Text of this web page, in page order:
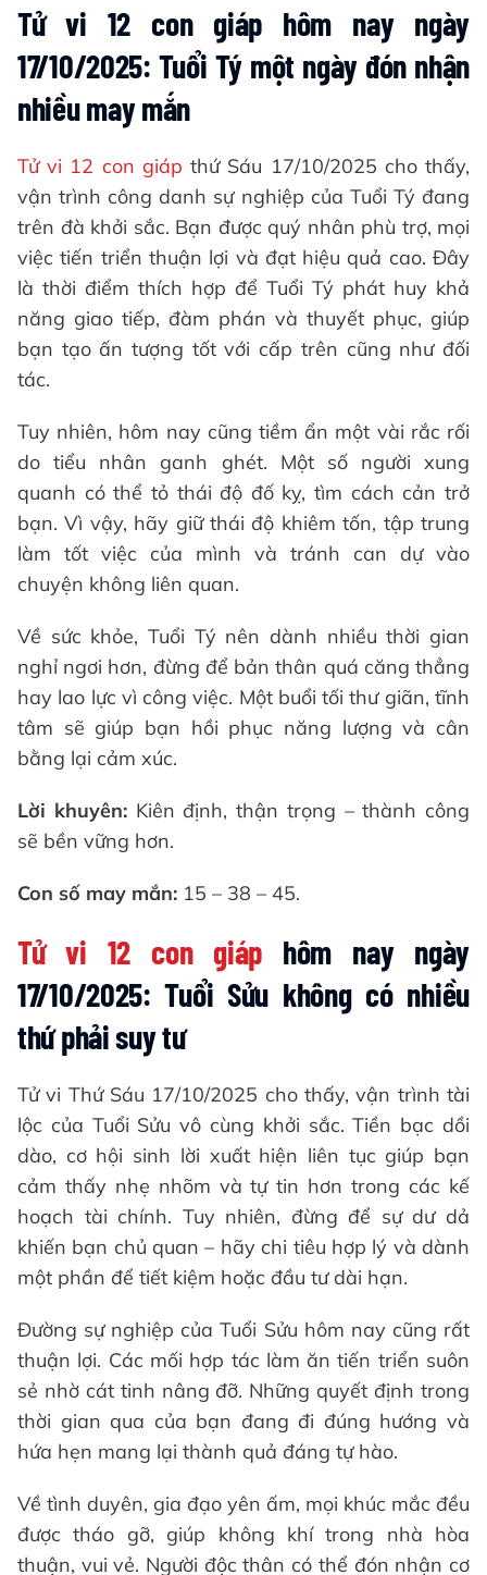
Tử vi 12 con giáp hôm nay ngày
17/10/2025: Tuổi Tý một ngày đón nhận
nhiều may mắn
Tử vi 12 con giápthứ Sáu 17/10/2025 cho thấy,
vận trình công danh sự nghiệp của Tuổi Tý đang
trên đà khởi sắc. Bạn được quý nhân phù trợ, mọi
việc tiến triển thuận lợi và đạt hiệu quả cao. Đây
là thời điểm thích hợp để Tuổi Tý phát huy khả
năng giao tiếp, đàm phán và thuyết phục, giúp
bạn tạo ấn tượng tốt với cấp trên cũng như đối
tác.
Tuy nhiên, hôm nay cũng tiềm ẩn một vài rắc rối
do tiểu nhân ganh ghét. Một số người xung
quanh có thể tỏ thái độ đố kỵ, tìm cách cản trở
bạn. Vì vậy, hãy giữ thái độ khiêm tốn, tập trung
làm tốt việc của mình và tránh can dự vào
chuyện không liên quan.
Về sức khỏe, Tuổi Tý nên dành nhiều thời gian
nghỉ ngơi hơn, đừng để bản thân quá căng thẳng
hay lao lực vì công việc. Một buổi tối thư giãn, tĩnh
tâm sẽ giúp bạn hồi phục năng lượng và cân
bằng lại cảm xúc.
Lời khuyên:Kiên định, thận trọng – thành công
sẽ bền vững hơn.
Con số may mắn: 15 – 38 – 45.
Tử vi 12 con giáp hôm nay ngày
17/10/2025: Tuổi Sửu không có nhiều
thứ phải suy tư
Tử vi Thứ Sáu 17/10/2025 cho thấy, vận trình tài
lộc của Tuổi Sửu vô cùng khởi sắc. Tiền bạc dồi
dào, cơ hội sinh lời xuất hiện liên tục giúp bạn
cảm thấy nhẹ nhõm và tự tin hơn trong các kế
hoạch tài chính. Tuy nhiên, đừng để sự dư dả
khiến bạn chủ quan – hãy chi tiêu hợp lý và dành
một phần để tiết kiệm hoặc đầu tư dài hạn.
Đường sự nghiệp của Tuổi Sửu hôm nay cũng rất
thuận lợi. Các mối hợp tác làm ăn tiến triển suôn
sẻ nhờ cát tinh nâng đỡ. Những quyết định trong
thời gian qua của bạn đang đi đúng hướng và
hứa hẹn mang lại thành quả đáng tự hào.
Về tình duyên, gia đạo yên ấm, mọi khúc mắc đều
được tháo gỡ, giúp không khí trong nhà hòa
thuận, vui vẻ. Người độc thân có thể đón nhận cơ